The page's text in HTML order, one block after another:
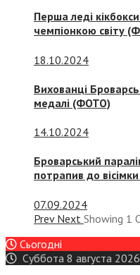
Перша леді
чемпіонкою світу
18.10.2024
Вихованці
медалі (ФОТО)
14.10.2024
Броварський
потрапив до
07.09.2024
Prev Next Showing 1
Сьогодні
Суббота 8 августа 2026